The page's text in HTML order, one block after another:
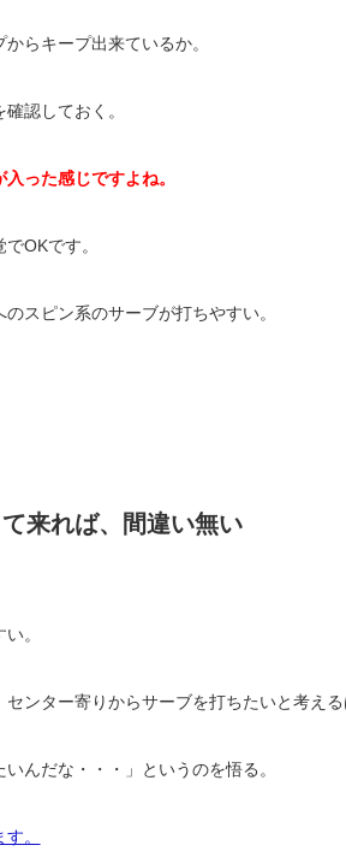
らキープ出来ているか。
認しておく。
った感じですよね。
OKです。
スピン系のサーブが打ちやすい。
来れば、間違い無い
。
ンター寄りからサーブを打ちたいと考える
んだな・・・」というのを悟る。
。